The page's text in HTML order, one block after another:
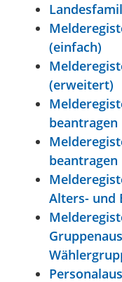
(einfach)
(erweitert)
beantragen
beantragen
Alters- und